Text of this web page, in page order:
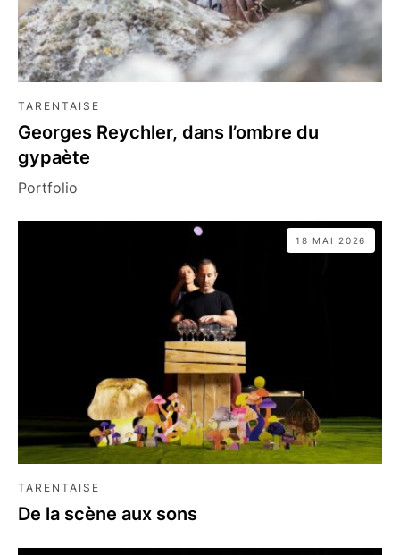
TARENTAISE
Georges Reychler, dans l’ombre du
gypaète
Portfolio
18 MAI 2026
TARENTAISE
De la scène aux sons